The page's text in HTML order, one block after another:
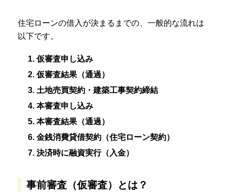
住宅ローンの借入が決まるまでの、一般的な流れは
以下です。
1. 仮審査申し込み
2. 仮審査結果（通過）
3. 土地売買契約・建築工事契約締結
4. 本審査申し込み
5. 本審査結果（通過）
6. 金銭消費貸借契約（住宅ローン契約）
7. 決済時に融資実行（入金）
事前審査（仮審査）とは？